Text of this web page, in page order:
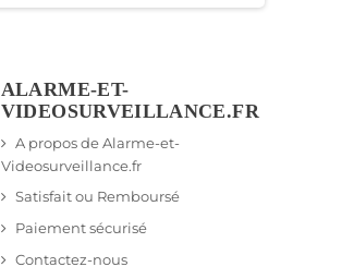
ALARME-ET-
VIDEOSURVEILLANCE.FR
A propos de Alarme-et-
Videosurveillance.fr
Satisfait ou Remboursé
Paiement sécurisé
Contactez-nous